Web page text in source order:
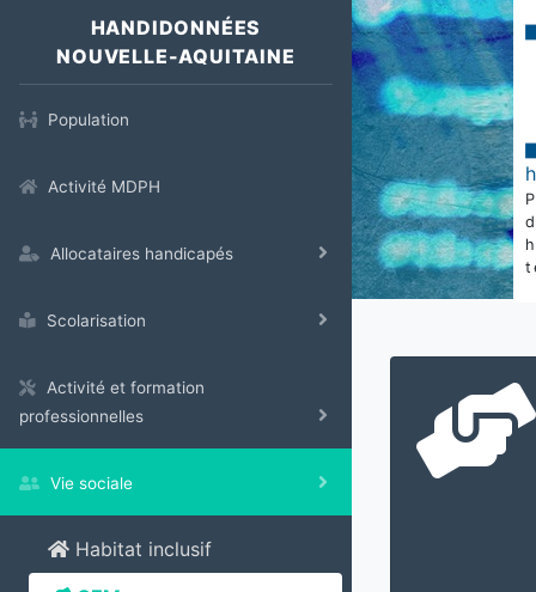
HANDIDONNÉES
NOUVELLE-AQUITAINE
Population
Activité MDPH
Allocataires handicapés
Scolarisation
Activité et formation
professionnelles
Vie sociale
Habitat inclusif